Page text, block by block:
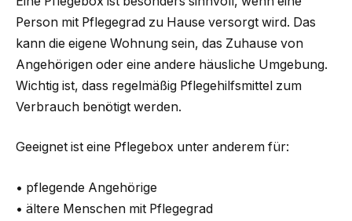
Person mit Pflegegrad zu Hause versorgt wird. Das
kann die eigene Wohnung sein, das Zuhause von
Angehörigen oder eine andere häusliche Umgebung.
Wichtig ist, dass regelmäßig Pflegehilfsmittel zum
Verbrauch benötigt werden.
Geeignet ist eine Pflegebox unter anderem für:
• pflegende Angehörige
• ältere Menschen mit Pflegegrad